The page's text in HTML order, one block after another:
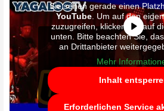
Sie sehen gerade einen
YouTube. Um auf den
zuzugreifen, klicken Sie auf
unten. Bitte beachten Sie,
an Drittanbieter
Mehr
Inhalt
Erforderlichen Service